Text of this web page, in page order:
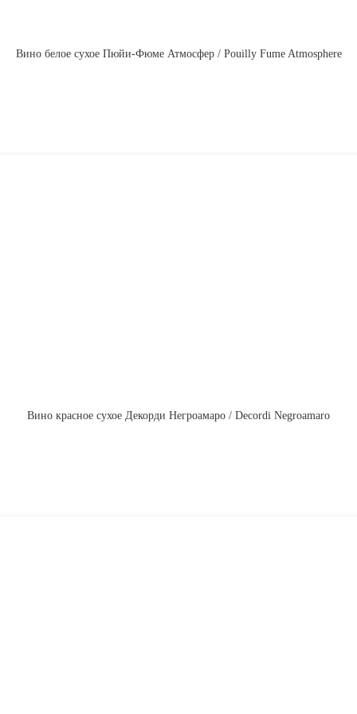
Вино белое сухое Пюйи-Фюме Атмосфер / Pouilly Fume Atmosphere
Вино красное сухое Декорди Негроамаро / Decordi Negroamaro